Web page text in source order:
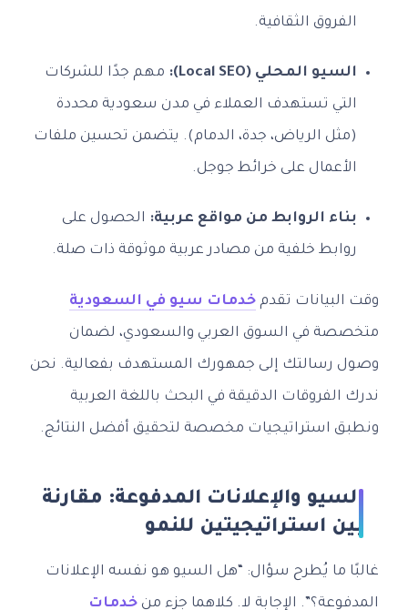
الفروق الثقافية.
السيو المحلي (Local SEO): مهم جدًا للشركات
التي تستهدف العملاء في مدن سعودية محددة
(مثل الرياض، جدة، الدمام). يتضمن تحسين ملفات
الأعمال على خرائط جوجل.
بناء الروابط من مواقع عربية: الحصول على
روابط خلفية من مصادر عربية موثوقة ذات صلة.
وقت البيانات تقدم خدمات سيو في السعودية
متخصصة في السوق العربي والسعودي، لضمان
وصول رسالتك إلى جمهورك المستهدف بفعالية. نحن
ندرك الفروقات الدقيقة في البحث باللغة العربية
ونطبق استراتيجيات مخصصة لتحقيق أفضل النتائج.
السيو والإعلانات المدفوعة: مقارنة
بين استراتيجيتين للنمو
غالبًا ما يُطرح سؤال: “هل السيو هو نفسه الإعلانات
المدفوعة؟”. الإجابة لا. كلاهما جزء من خدمات